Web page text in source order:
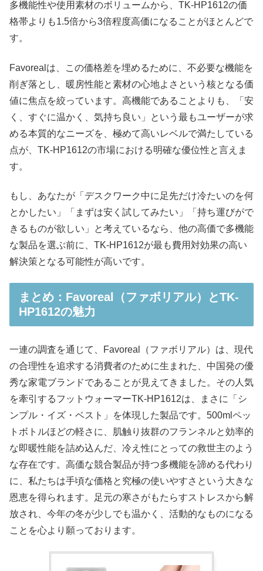
多機能性や使用素材のボリュームから、TK-HP1612の価
格帯よりも1.5倍から3倍程度高価になることがほとんどで
す。
Favorealは、この価格差を埋めるために、不必要な機能を
削ぎ落とし、暖房性能と素材の心地よさという核となる価
値に焦点を絞っています。高機能であることよりも、「安
く、すぐに温かく、気持ち良い」という最もユーザーが求
める本質的なニーズを、極めて高いレベルで満たしている
点が、TK-HP1612の市場における明確な優位性と言えま
す。
もし、あなたが「デスクワーク中に足先だけ冷たいのを何
とかしたい」「まずは安く試してみたい」「持ち運びがで
きるものが欲しい」と考えているなら、他の高価で多機能
な製品を選ぶ前に、TK-HP1612が最も費用対効果の高い
解決策となる可能性が高いです。
まとめ：Favoreal（ファボリアル）とTK-
HP1612の魅力
一連の調査を通じて、Favoreal（ファボリアル）は、現代
の合理性を追求する消費者のために生まれた、中国発の優
秀な家電ブランドであることが見えてきました。その人気
を牽引するフットウォーマーTK-HP1612は、まさに「シ
ンプル・イズ・ベスト」を体現した製品です。500mlペッ
トボトルほどの軽さに、肌触り抜群のフランネルと効率的
な即暖性能を詰め込んだ、冷え性にとっての救世主のよう
な存在です。高価な競合製品が持つ多機能を諦める代わり
に、私たちは手頃な価格と究極の使いやすさという大きな
恩恵を得られます。足元の寒さがもたらすストレスから解
放され、今年の冬が少しでも温かく、活動的なものになる
ことを心より願っております。